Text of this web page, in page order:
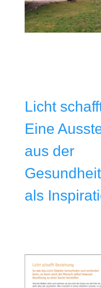
Licht
Eine
aus der
als